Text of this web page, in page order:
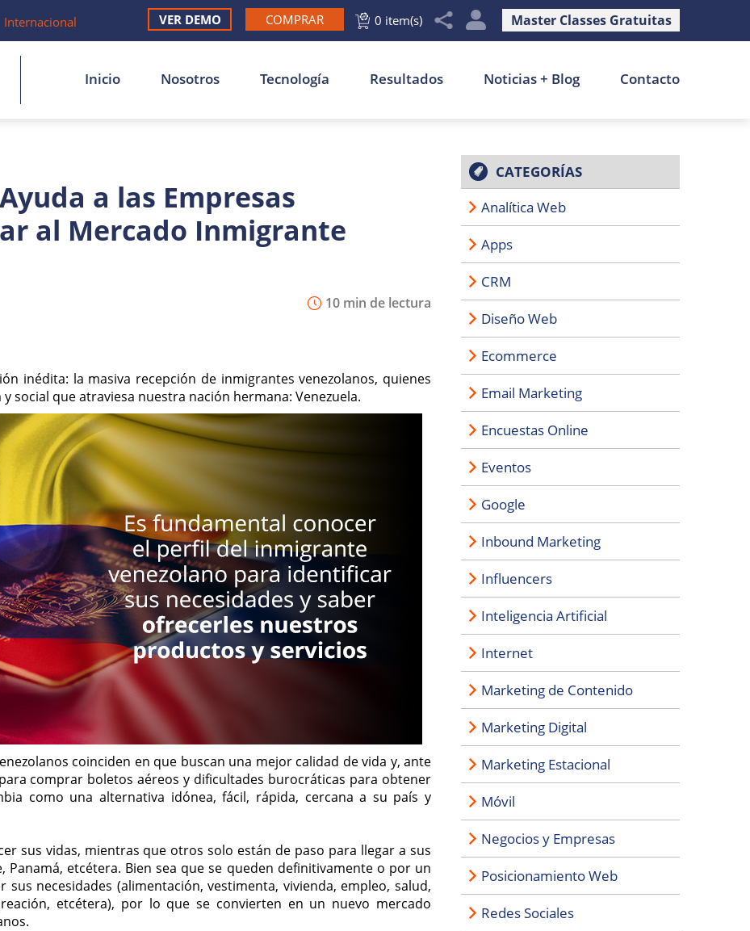
Internacional Master Classes Gratuitas
0 item(s)
COMPRAR
VER DEMO
Inicio Nosotros Tecnología Resultados Noticias + Blog Contacto
a las Empresas
al Mercado Inmigrante
10 min de lectura
inédita: la masiva recepción de inmigrantes venezolanos, quienes
social que atraviesa nuestra nación hermana: Venezuela.
coinciden en que buscan una mejor calidad de vida y, ante
comprar boletos aéreos y dificultades burocráticas para obtener
como una alternativa idónea, fácil, rápida, cercana a su país y
sus vidas, mientras que otros solo están de paso para llegar a sus
Panamá, etcétera. Bien sea que se queden definitivamente o por un
necesidades (alimentación, vestimenta, vivienda, empleo, salud,
etcétera), por lo que se convierten en un nuevo mercado
CATEGORÍAS
Analítica Web
Apps
CRM
Diseño Web
Ecommerce
Email Marketing
Encuestas Online
Eventos
Google
Inbound Marketing
Influencers
Inteligencia Artificial
Internet
Marketing de Contenido
Marketing Digital
Marketing Estacional
Móvil
Negocios y Empresas
Posicionamiento Web
Redes Sociales